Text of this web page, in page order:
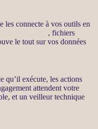
les connecte à vos outils en
, fichiers
le tout sur vos données
qu’il exécute, les actions
attendent votre
et un veilleur technique